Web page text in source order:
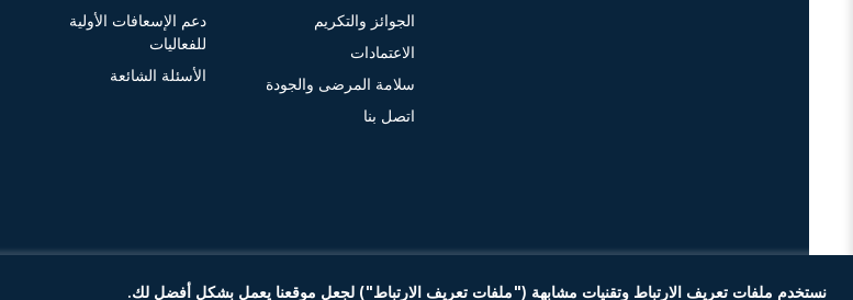
الجوائز والتكريم
الاعتمادات
سلامة المرضى والجودة
اتصل بنا
دعم الإسعافات الأولية
للفعاليات
الأسئلة الشائعة
نستخدم ملفات تعريف الارتباط وتقنيات مشابهة ("ملفات تعريف الارتباط") لجعل موقعنا يعمل بشكل أفضل لك.